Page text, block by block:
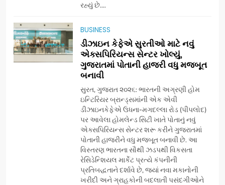
રહ્યું છે....
BUSINESS
ડીઝાઇન કેફેએ સુરતીઓ માટે નવું
એક્સપિરિયન્સ સેન્ટર ખોલ્યું,
ગુજરાતમાં પોતાની હાજરી વધુ મજબૂત
બનાવી
સુરત, ગુજરાત ૨૦૨૬: ભારતની અગ્રણી હોમ
ઇન્ટિરિયર બ્રાન્ડ્સમાંની એક એવી
ડીઝાઇનકેફેએ ઉધના-મગદલ્લા રોડ (પીપલોદ)
પર આવેલા હોમલેન્ડ સિટી ખાતે પોતાનું નવું
એક્સપિરિયન્સ સેન્ટર શરૂ કરીને ગુજરાતમાં
પોતાની હાજરીને વધુ મજબૂત બનાવી છે. આ
વિસ્તરણ ભારતના સૌથી ઝડપથી વિકસતા
રેસિડેન્શિયલ માર્કેટ પ્રત્યે કંપનીની
પ્રતિબદ્ધતાને દર્શાવે છે, જ્યાં નવા મકાનોની
ખરીદી અને ગ્રાહકોની બદલાતી પસંદગીઓને
અમદાવાદમાં યોજાયેલા ‘ઓકલ્ટ
ટેરોટ રીડર પુનિતજી લુલ્લા એ ટેરોટ
કાર્ડ રીડિંગ અંગે માહિતી આપી
AHMEDABAD
8
ગ્લોબલ એક્સેલન્સ ફોરમ દ્વારા
નેશનલ લીડરશિપ કોન્કલેવ તથા
ભારત સમ્માન ૨૦૨૬નો ભવ્ય અને
પ્રતિષ્ઠિત કાર્યક્રમ નવી દિલ્હીમાં
સફળતાપૂર્વક યોજાયો
BUSINESS
ગેટ સેટ ગો રિવ્યુ: ગુજરાતી
સિનેમામાં એક્શન અને રોમાંચનો
એક તદ્દન નવો અને અનોખો
અંદાજ
ENTERTAINMENT